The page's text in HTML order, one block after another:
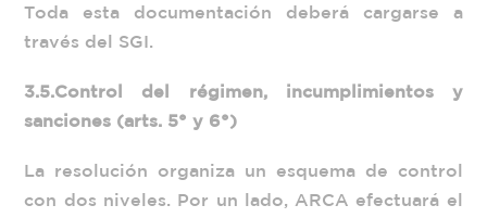
Toda esta documentación deberá cargarse a
través del SGI.
3.5.Control del régimen, incumplimientos y
sanciones (arts. 5° y 6°)
La resolución organiza un esquema de control
con dos niveles. Por un lado, ARCA efectuará el